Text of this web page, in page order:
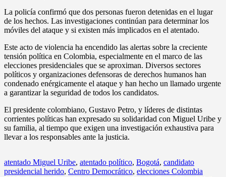
La policía confirmó que dos personas fueron detenidas en el lugar
de los hechos. Las investigaciones continúan para determinar los
móviles del ataque y si existen más implicados en el atentado.
Este acto de violencia ha encendido las alertas sobre la creciente
tensión política en Colombia, especialmente en el marco de las
elecciones presidenciales que se aproximan. Diversos sectores
políticos y organizaciones defensoras de derechos humanos han
condenado enérgicamente el ataque y han hecho un llamado urgente
a garantizar la seguridad de todos los candidatos.
El presidente colombiano, Gustavo Petro, y líderes de distintas
corrientes políticas han expresado su solidaridad con Miguel Uribe y
su familia, al tiempo que exigen una investigación exhaustiva para
llevar a los responsables ante la justicia.
atentado Miguel Uribe, atentado político, Bogotá, candidato
presidencial herido, Centro Democrático, elecciones Colombia